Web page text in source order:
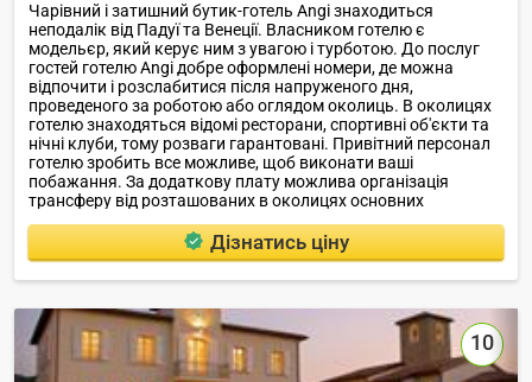
Чарівний і затишний бутик-готель Angi знаходиться
неподалік від Падуї та Венеції. Власником готелю є
модельєр, який керує ним з увагою і турботою. До послуг
гостей готелю Angi добре оформлені номери, де можна
відпочити і розслабитися після напруженого дня,
проведеного за роботою або оглядом околиць. В околицях
готелю знаходяться відомі ресторани, спортивні об'єкти та
нічні клуби, тому розваги гарантовані. Привітний персонал
готелю зробить все можливе, щоб виконати ваші
побажання. За додаткову плату можлива організація
трансферу від розташованих в околицях основних
Дізнатись ціну
10